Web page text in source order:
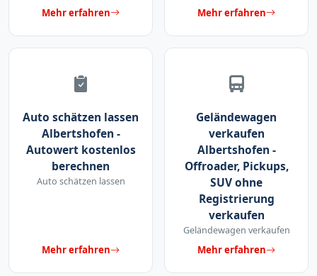
Mehr erfahren
Mehr erfahren
Auto schätzen lassen
Albertshofen -
Autowert kostenlos
berechnen
Auto schätzen lassen
Mehr erfahren
Geländewagen
verkaufen
Albertshofen -
Offroader, Pickups,
SUV ohne
Registrierung
verkaufen
Geländewagen verkaufen
Mehr erfahren